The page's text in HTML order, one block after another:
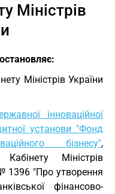
Міністрів
Міністрів України
інноваційної
установи "Фонд
бізнесу",
Міністрів
1396 "Про утворення
фінансово-